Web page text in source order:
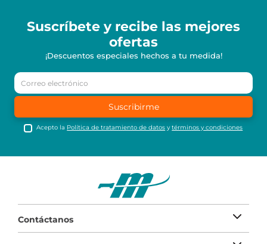
Suscríbete y recibe las mejores
ofertas
¡Descuentos especiales hechos a tu medida!
Suscribirme
Acepto la Política de tratamiento de datos ytérminos y condiciones
Contáctanos